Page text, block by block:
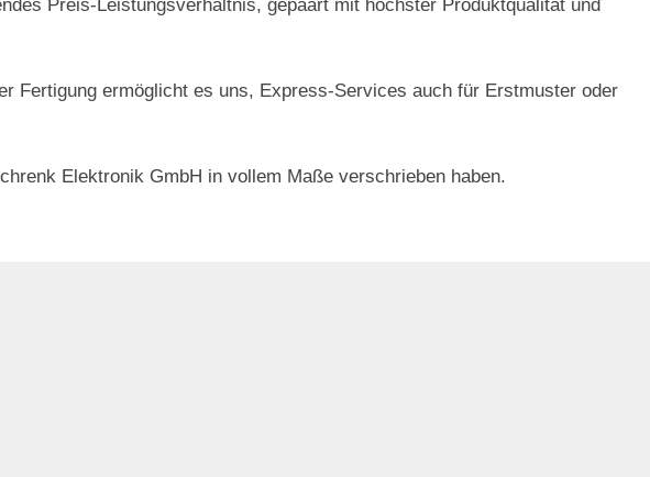
Preis-Leistungsverhältnis, gepaart mit höchster Produktqualität und
Fertigung ermöglicht es uns, Express-Services auch für Erstmuster oder
Elektronik GmbH in vollem Maße verschrieben haben.